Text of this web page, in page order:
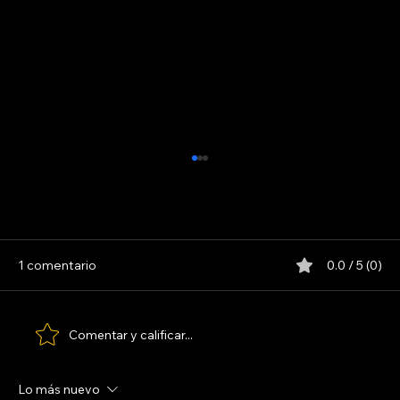
LINYERA
1 comentario 0.0 / 5 (0)
Comentar y calificar...
Lo más nuevo